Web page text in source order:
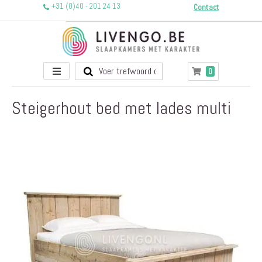
+31 (0)40 - 201 24 13 Contact
Toggle
Nav
Winkelwagen
0producten
Steigerhout bed met lades multi
afbeeldingen-
gallerij